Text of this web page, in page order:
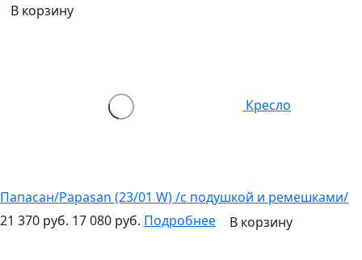
В корзину
Кресло
Папасан/Papasan (23/01 W) /с подушкой и ремешками/
21 370 руб. 17 080 руб. Подробнее В корзину